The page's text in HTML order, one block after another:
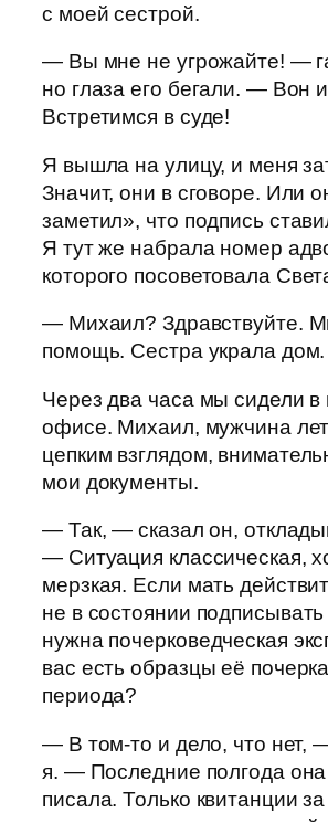
с моей сестрой.
— Вы мне не угрожайте! —
но глаза его бегали. — Вон
Встретимся в суде!
Я вышла на улицу, и меня
Значит, они в сговоре. Или
заметил», что подпись
Я тут же набрала номер
которого посоветовала
— Михаил? Здравствуйте.
помощь. Сестра украла дом.
Через два часа мы сидели
офисе. Михаил, мужчина
цепким взглядом,
мои документы.
— Так, — сказал он,
— Ситуация классическая,
мерзкая. Если мать
не в состоянии
нужна почерковедческая
вас есть образцы её
периода?
— В том-то и дело, что нет,
я. — Последние полгода она
писала. Только квитанции